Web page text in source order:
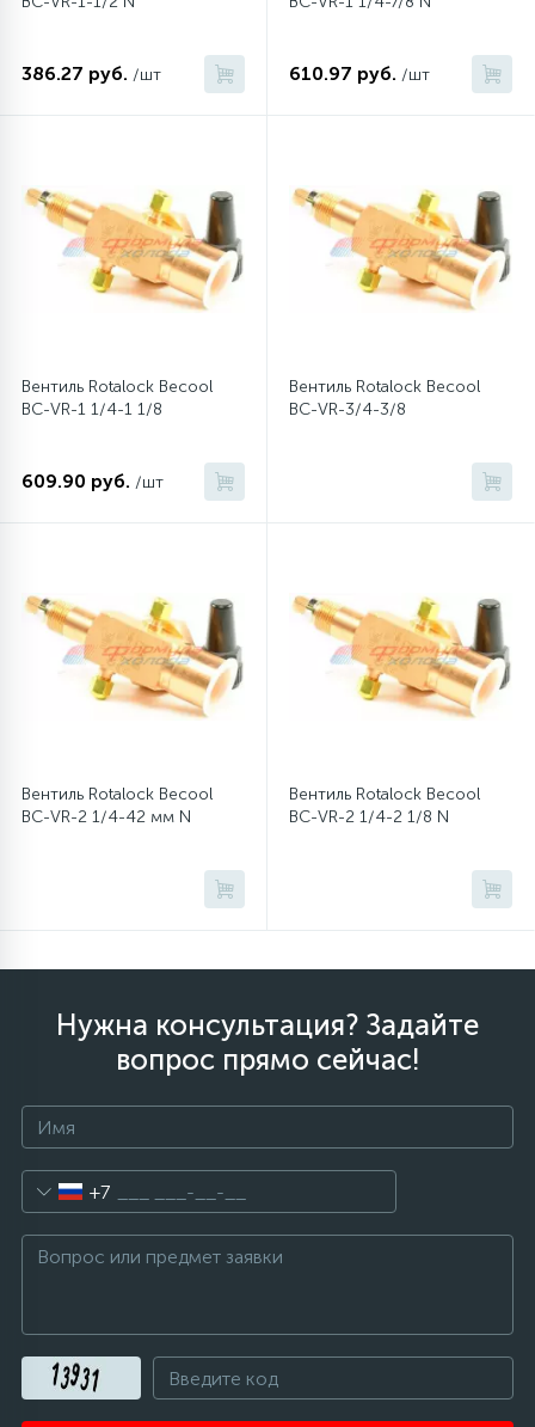
Сливные фильтры
45
Стекла люка
15
Суппорты (ступицы)
27
Таходатчики
Шкивы барабана
12
Шланги залива
9
30
386.27 руб. /шт 610.97 руб. /шт
Вентиль Rotalock Becool
BC-VR-1 1/4-1 1/8
609.90 руб. /шт
Вентиль Rotalock Becool
BC-VR-3/4-3/8
Вентиль Rotalock Becool
BC-VR-2 1/4-42 мм N
Вентиль Rotalock Becool
BC-VR-2 1/4-2 1/8 N
Нужна консультация? Задайте
вопрос прямо сейчас!
+7